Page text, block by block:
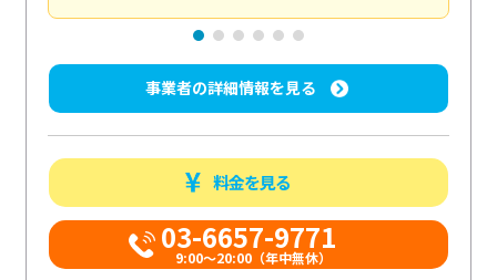
事業者の詳細情報を見る
料金を見る
03-6657-9771
9:00～20:00（年中無休）